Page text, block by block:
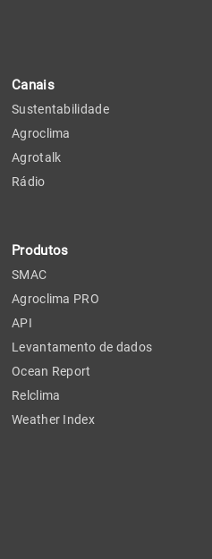
Canais
Sustentabilidade
Agroclima
Agrotalk
Rádio
Produtos
SMAC
Agroclima PRO
API
Levantamento de dados
Ocean Report
Relclima
Weather Index